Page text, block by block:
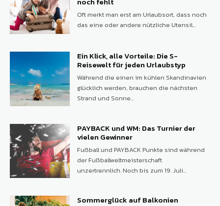
Oft merkt man erst am Urlaubsort, dass noch
das eine oder andere nützliche Utensil...
Ein Klick, alle Vorteile: Die S-
Reisewelt für jeden Urlaubstyp
Während die einen im kühlen Skandinavien
glücklich werden, brauchen die nächsten
Strand und Sonne...
PAYBACK und WM: Das Turnier der
vielen Gewinner
Fußball und PAYBACK Punkte sind während
der Fußballweltmeisterschaft
unzertrennlich. Noch bis zum 19. Juli...
Sommerglück auf Balkonien